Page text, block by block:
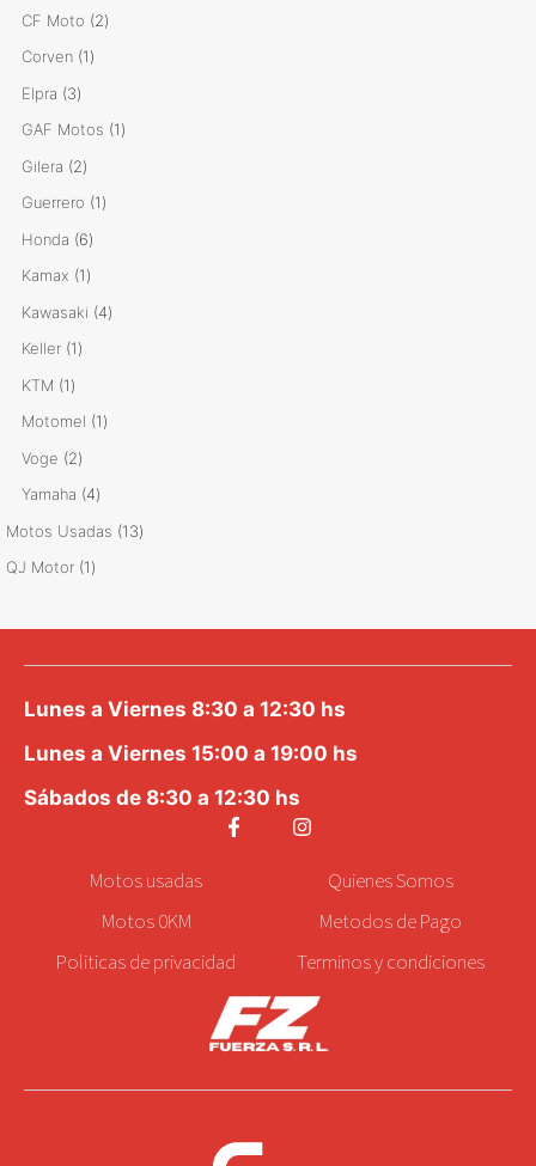
producto
CF Moto 22
Corven 11
Elpra 33
productos
GAF Motos 11
Gilera 22
productos
Guerrero 11
Honda 66
productos
Kamax 11
producto
Kawasaki 44
Keller 11
KTM 11
producto
Motomel 11
Voge 22
productos
Yamaha 44
productos
Motos Usadas 1313
QJ Motor 11
Lunes a Viernes 8:30 a 12:30 hs
Lunes a Viernes 15:00 a 19:00 hs
Sábados de 8:30 a 12:30 hs
Motosusadas
Motos 0KM
Politicas de privacidad
Quienes Somos
Metodos de Pago
Terminos y condiciones